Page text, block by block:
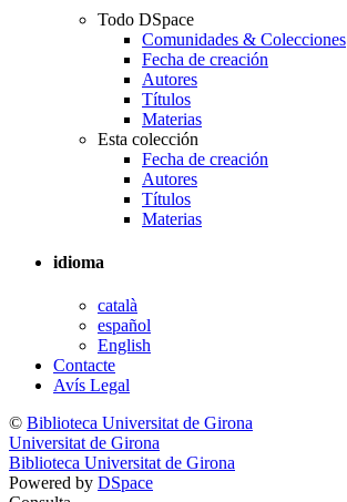
Todo DSpace
Comunidades & Colecciones
Fecha de creación
Autores
Títulos
Materias
Esta colección
Fecha de creación
Autores
Títulos
Materias
idioma
català
español
English
Contacte
Avís Legal
© Biblioteca Universitat de Girona
Universitat de Girona
Biblioteca Universitat de Girona
Powered by DSpace